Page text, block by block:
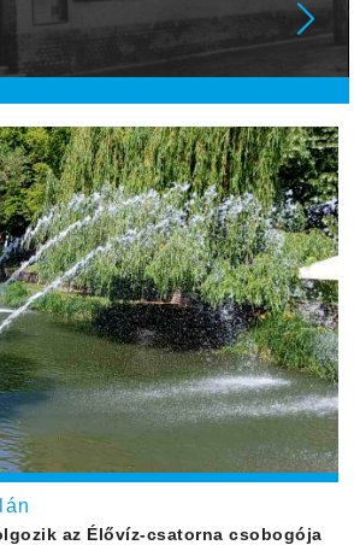
az Élővíz-csatorna csobogója